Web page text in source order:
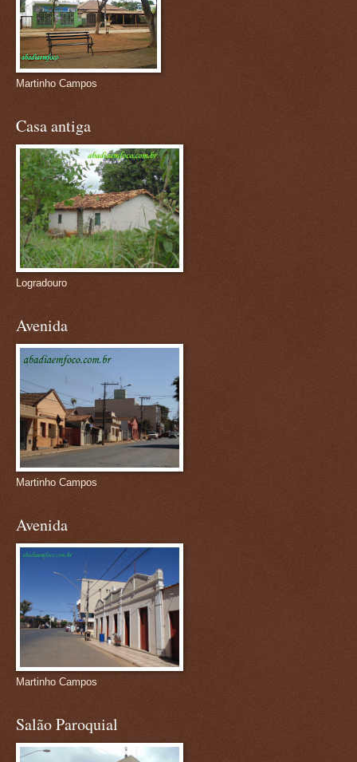
Martinho Campos
Casa antiga
Logradouro
Avenida
Martinho Campos
Avenida
Martinho Campos
Salão Paroquial